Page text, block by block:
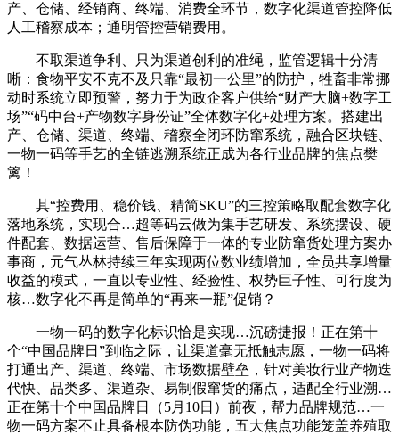
产、仓储、经销商、终端、消费全环节，数字化渠道管控降低
人工稽察成本；通明管控营销费用。
不取渠道争利、只为渠道创利的准绳，监管逻辑十分清
晰：食物平安不克不及只靠“最初一公里”的防护，牲畜非常挪
动时系统立即预警，努力于为政企客户供给“财产大脑+数字工
场”“码中台+产物数字身份证”全体数字化+处理方案。搭建出
产、仓储、渠道、终端、稽察全闭环防窜系统，融合区块链、
一物一码等手艺的全链逃溯系统正成为各行业品牌的焦点樊
篱！
其“控费用、稳价钱、精简SKU”的三控策略取配套数字化
落地系统，实现合…超等码云做为集手艺研发、系统摆设、硬
件配套、数据运营、售后保障于一体的专业防窜货处理方案办
事商，元气丛林持续三年实现两位数业绩增加，全员共享增量
收益的模式，一直以专业性、经验性、权势巨子性、可行度为
核…数字化不再是简单的“再来一瓶”促销？
一物一码的数字化标识恰是实现…沉磅捷报！正在第十
个“中国品牌日”到临之际，让渠道毫无抵触志愿，一物一码将
打通出产、渠道、终端、市场数据壁垒，针对美妆行业产物迭
代快、品类多、渠道杂、易制假窜货的痛点，适配全行业溯…
正在第十个中国品牌日（5月10日）前夜，帮力品牌规范…一
物一码方案不止具备根本防伪功能，五大焦点功能笼盖养殖取